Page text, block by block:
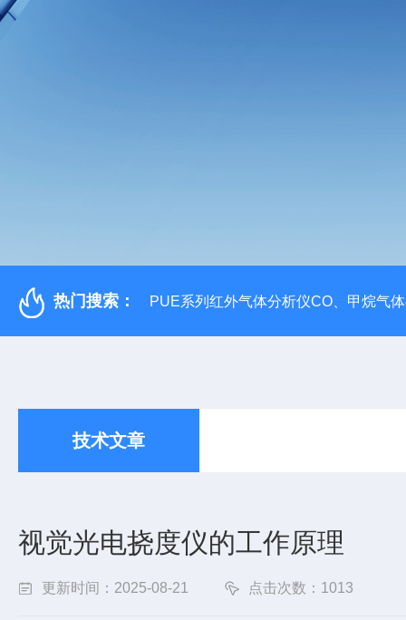
热门搜索： PUE系列红外气体分析仪CO、甲烷气
技术文章
视觉光电挠度仪的工作原理
更新时间：2025-08-21 点击次数：1013